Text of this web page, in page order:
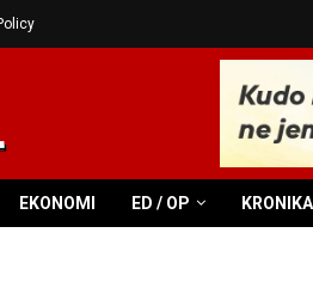
EKONOMI ED / OP KRONIKA